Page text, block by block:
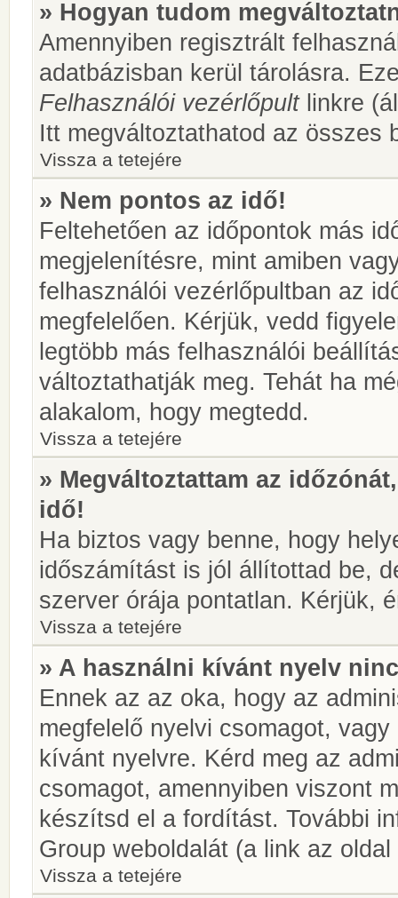
» Hogyan tudom
Amennyiben regisztrált
adatbázisban kerül tárolásra.
Felhasználói vezérlőpultlinkre
Itt megváltoztathatod az összes
Vissza a tetejére
» Nem pontos az idő!
Feltehetően az időpontok más
megjelenítésre, mint amiben
felhasználói vezérlőpultban az
megfelelően. Kérjük, vedd
legtöbb más felhasználói
változtathatják meg. Tehát ha
alakalom, hogy megtedd.
Vissza a tetejére
» Megváltoztattam az
idő!
Ha biztos vagy benne, hogy
időszámítást is jól állítottad be,
szerver órája pontatlan. Kérjük,
Vissza a tetejére
» A használni kívánt nyelv
Ennek az az oka, hogy az
megfelelő nyelvi csomagot,
kívánt nyelvre. Kérd meg az
csomagot, amennyiben viszont
készítsd el a fordítást. További
Group weboldalát (a link az
Vissza a tetejére